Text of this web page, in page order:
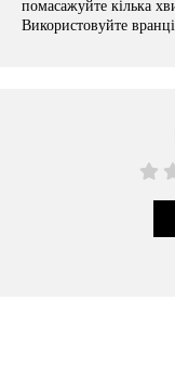
помасажуйте кілька
Використовуйте вранці